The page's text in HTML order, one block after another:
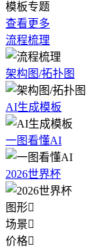
模板专题
查看更多
流程梳理
架构图/拓扑图
AI生成模板
一图看懂AI
2026世界杯
图形
场景
价格